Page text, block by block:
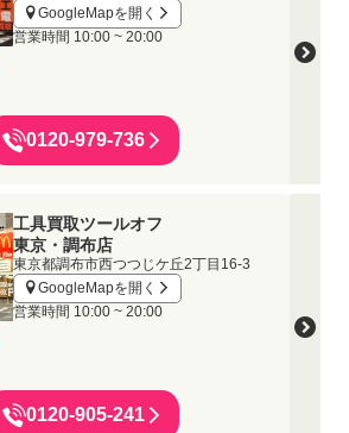
GoogleMapを開く
営業時間 10:00 ~ 20:00
0120-979-736
工具買取ツールオフ
東京・調布店
東京都調布市西つつじケ丘2丁目16-3
GoogleMapを開く
営業時間 10:00 ~ 20:00
0120-905-241